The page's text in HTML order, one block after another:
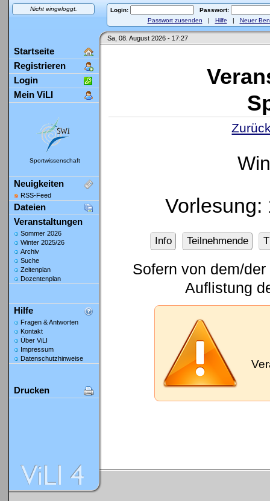
Nicht eingeloggt. Login:
Passwort:
Passwort zusenden | Hilfe | Neuer
Sa, 08. August 2026 - 17:27
Startseite
Registrieren
Login
Mein ViLI
Sportwissenschaft
Neuigkeiten
RSS-Feed
Dateien
Veranstaltungen
Sommer 2026
Winter 2025/26
Archiv
Suche
Zeitenplan
Dozentenplan
Hilfe
Fragen & Antworten
Kontakt
Über ViLI
Impressum
Datenschutzhinweise
Drucken
Vorlesung:
Info Teilnehmende
Sofern von dem/
Auflistung